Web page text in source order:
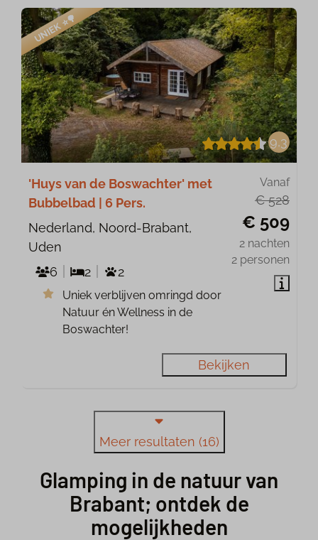
UNIEK ⭐️🌳
9,3
Vanaf
€ 528
€ 509
2 nachten
2 personen
'Huys van de Boswachter' met
Bubbelbad | 6 Pers.
Nederland, Noord-Brabant,
Uden
6
2 2
Uniek verblijven omringd door
Natuur én Wellness in de
Boswachter!
Bekijken
Meer resultaten (16)
Glamping in de natuur van
Brabant; ontdek de
mogelijkheden